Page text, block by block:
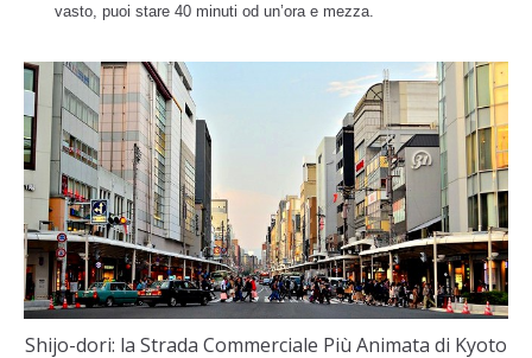
vasto, puoi stare 40 minuti od un’ora e mezza.
Shijo-dori: la Strada Commerciale Più Animata di Kyoto